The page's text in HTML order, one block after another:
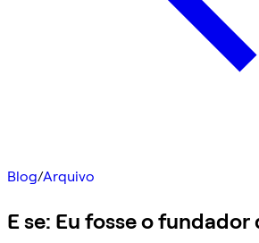
Blog/Arquivo
E se: Eu fosse o fundador